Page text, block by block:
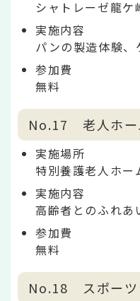
シャトレーゼ龍ケ
実施内容
パンの製造体験
参加費
無料
No.17 老人ホー
実施場所
特別養護老人ホー
実施内容
高齢者とのふれあ
参加費
無料
No.18 スポーツ